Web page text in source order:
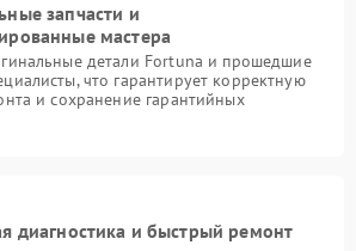
запчасти и
мастера
детали Fortuna и прошедшие
что гарантирует корректную
и сохранение гарантийных
диагностика и быстрый ремонт